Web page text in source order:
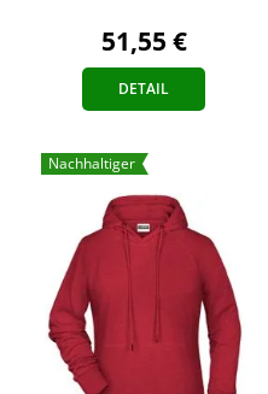
51,55 €
DETAIL
Nachhaltiger